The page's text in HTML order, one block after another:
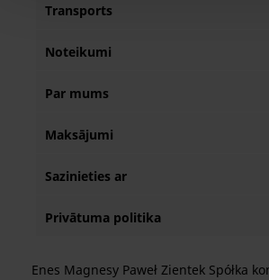
Transports
Noteikumi
Par mums
Maksājumi
Sazinieties ar
Privātuma politika
Enes Magnesy Paweł Zientek Spółka